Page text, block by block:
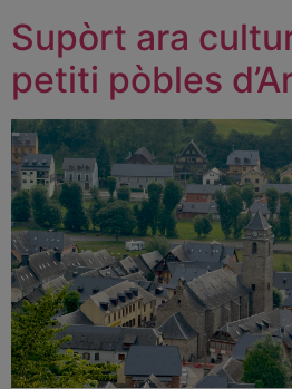
Supòrt ara
petiti pòbles